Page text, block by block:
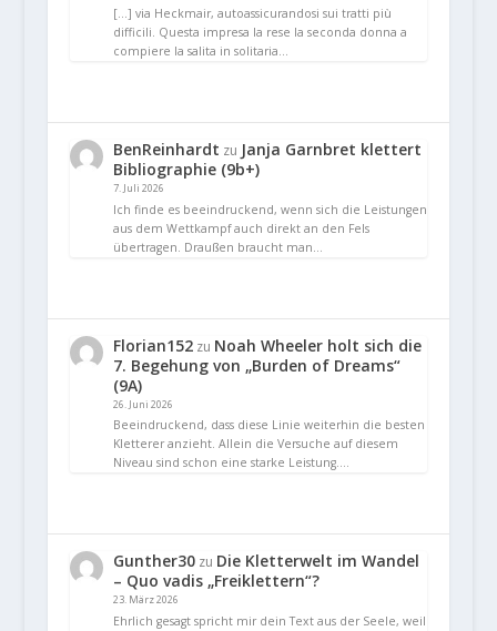
[…] via Heckmair, autoassicurandosi sui tratti più
difficili. Questa impresa la rese la seconda donna a
compiere la salita in solitaria…
BenReinhardt zu Janja Garnbret klettert
Bibliographie (9b+)
7. Juli 2026
Ich finde es beeindruckend, wenn sich die Leistungen
aus dem Wettkampf auch direkt an den Fels
übertragen. Draußen braucht man…
Florian152zu Noah Wheeler holt sich die
7. Begehung von „Burden of Dreams“
(9A)
26. Juni 2026
Beeindruckend, dass diese Linie weiterhin die besten
Kletterer anzieht. Allein die Versuche auf diesem
Niveau sind schon eine starke Leistung.…
Gunther30zu Die Kletterwelt im Wandel
– Quo vadis „Freiklettern“?
23. März 2026
Ehrlich gesagt spricht mir dein Text aus der Seele, weil